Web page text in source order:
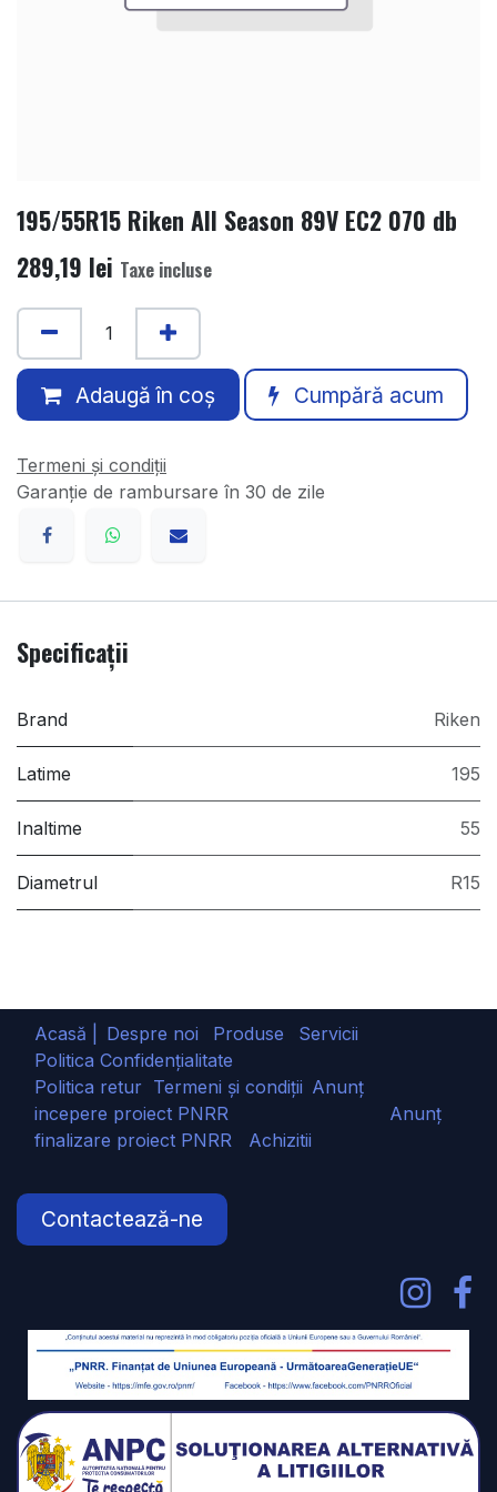
195/55R15 Riken All Season 89V EC2 070 db
289,19 lei Taxe incluse
Adaugă în coș Cumpără acum
Termeni și condiții
Garanție de rambursare în 30 de zile
Specificații
Brand Riken
Latime 195
Inaltime 55
Diametrul R15
Acasă | Despre noi Produse
Servicii
Politica Confidențialitate
Politica retur Termeni și condiții Anunț
incepere proiect PNRR
Anunț
finalizare proiect PNRR Achizitii
Contactează-ne